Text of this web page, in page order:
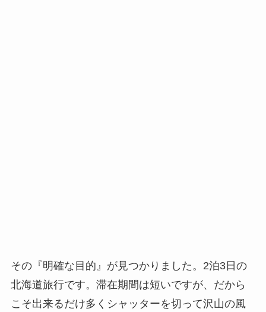
その『明確な目的』が見つかりました。2泊3日の
北海道旅行です。滞在期間は短いですが、だから
こそ出来るだけ多くシャッターを切って沢山の風